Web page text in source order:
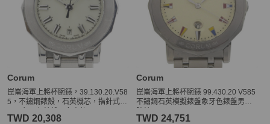
Corum
崑崙海軍上將杯腕錶，39.130.20.V58
5，不鏽鋼錶殼，石英機芯，指針式顯
TWD 20,308
Corum
崑崙海軍上將杯腕錶 99.430.20 V585
不鏽鋼石英模擬錶盤象牙色錶盤男士
TWD 24,751